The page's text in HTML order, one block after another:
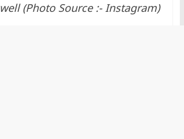
(Photo Source :- Instagram)